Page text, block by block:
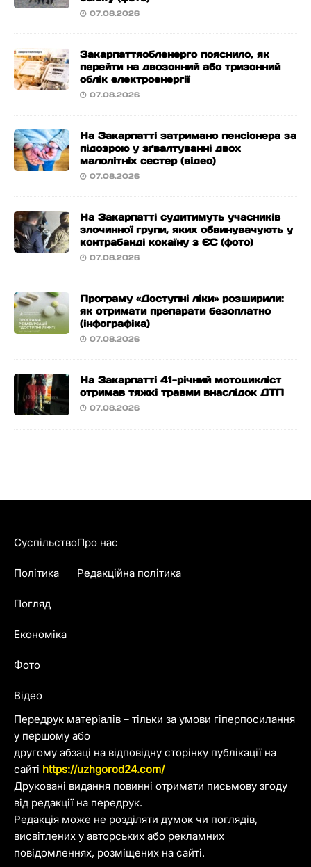
07.08.2026
Закарпаттяобленерго пояснило, як
перейти на двозонний або тризонний
облік електроенергії
07.08.2026
На Закарпатті затримано пенсіонера за
підозрою у зґвалтуванні двох
малолітніх сестер (відео)
07.08.2026
На Закарпатті судитимуть учасників
злочинної групи, яких обвинувачують у
контрабанді кокаїну з ЄС (фото)
07.08.2026
Програму «Доступні ліки» розширили:
як отримати препарати безоплатно
(інфографіка)
07.08.2026
На Закарпатті 41-річний мотоцикліст
отримав тяжкі травми внаслідок ДТП
07.08.2026
Передрук матеріалів – тільки за умови гіперпосилання
у першому або
другому абзаці на відповідну сторінку публікації на
сайті https://uzhgorod24.com/
Друковані видання повинні отримати письмову згоду
від редакції на передрук.
Редакція може не розділяти думок чи поглядів,
висвітлених у авторських або рекламних
повідомленнях, розміщених на сайті.
Суспільство
Політика
Погляд
Економіка
Фото
Відео
Про нас
Редакційна політика